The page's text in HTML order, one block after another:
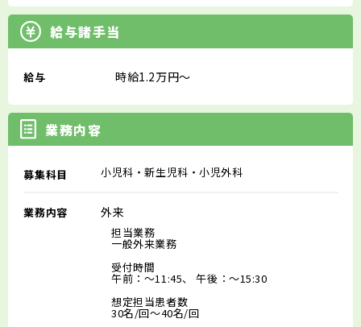
給与諸手当
給与 時給1.2万円～
業務内容
募集科目 小児科・新生児科・小児外科
業務内容 外来
担当業務
一般外来業務
受付時間
午前：～11:45、 午後：～15:30
想定担当患者数
30名/回～40名/回